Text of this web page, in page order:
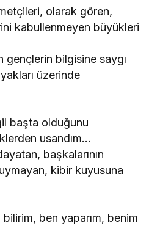
olarak gören,
kabullenmeyen büyükleri
gençlerin bilgisine saygı
üzerinde
başta olduğunu
usandım…
başkalarının
kibir kuyusuna
ben yaparım, benim